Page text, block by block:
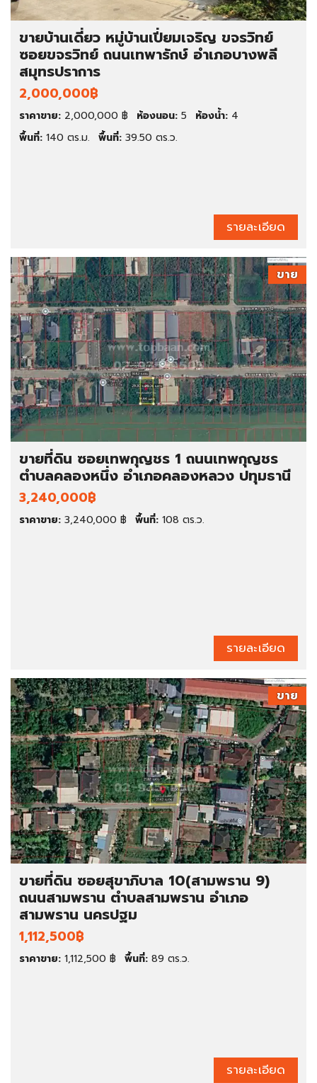
ขายบ้านเดี่ยว หมู่บ้านเปี่ยมเจริญ ขจรวิทย์
ซอยขจรวิทย์ ถนนเทพารักษ์ อำเภอบางพลี
สมุทรปราการ
2,000,000฿
ราคาขาย: 2,000,000 ฿ ห้องนอน: 5 ห้องน้ำ: 4
พื้นที่: 140 ตร.ม. พื้นที่: 39.50 ตร.ว.
รายละเอียด
ขาย
ขายที่ดิน ซอยเทพกุญชร 1 ถนนเทพกุญชร
ตำบลคลองหนึ่ง อำเภอคลองหลวง ปทุมธานี
3,240,000฿
ราคาขาย: 3,240,000 ฿ พื้นที่: 108 ตร.ว.
รายละเอียด
ขาย
ขายที่ดิน ซอยสุขาภิบาล 10(สามพราน 9)
ถนนสามพราน ตำบลสามพราน อำเภอ
สามพราน นครปฐม
1,112,500฿
ราคาขาย: 1,112,500 ฿ พื้นที่: 89 ตร.ว.
รายละเอียด